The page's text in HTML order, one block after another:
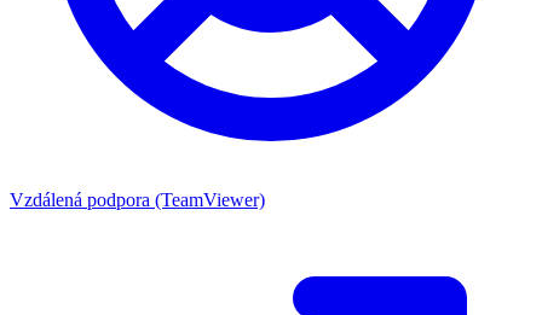
Vzdálená podpora (TeamViewer)